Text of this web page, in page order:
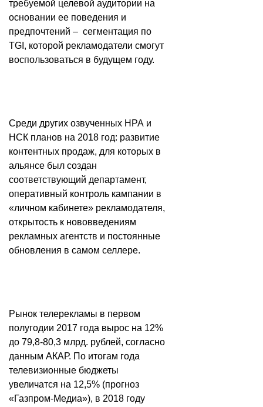
требуемой целевой аудитории на
основании ее поведения и
предпочтений – сегментация по
TGI, которой рекламодатели смогут
воспользоваться в будущем году.
Среди других озвученных НРА и
НСК планов на 2018 год: развитие
контентных продаж, для которых в
альянсе был создан
соответствующий департамент,
оперативный контроль кампании в
«личном кабинете» рекламодателя,
открытость к нововведениям
рекламных агентств и постоянные
обновления в самом селлере.
Рынок телерекламы в первом
полугодии 2017 года вырос на 12%
до 79,8-80,3 млрд. рублей, согласно
данным АКАР. По итогам года
телевизионные бюджеты
увеличатся на 12,5% (прогноз
«Газпром-Медиа»), в 2018 году